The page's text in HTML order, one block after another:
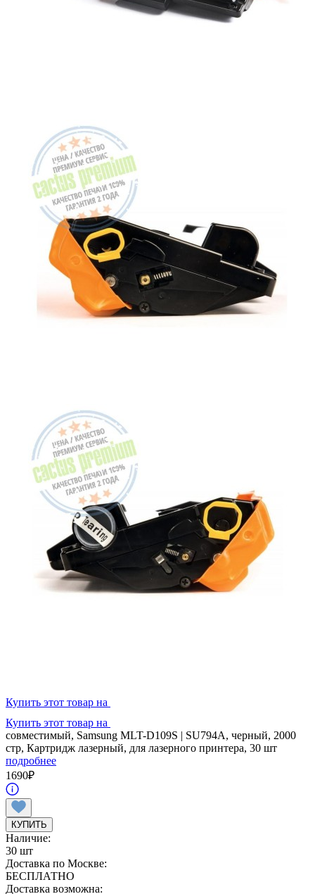
Купить этот товар на
Купить этот товар на
совместимый, Samsung MLT-D109S | SU794A, черный, 2000
стр, Картридж лазерный, для лазерного принтера, 30 шт
подробнее
1690₽
КУПИТЬ
Наличие:
30 шт
Доставка по Москве:
БЕСПЛАТНО
Доставка возможна: